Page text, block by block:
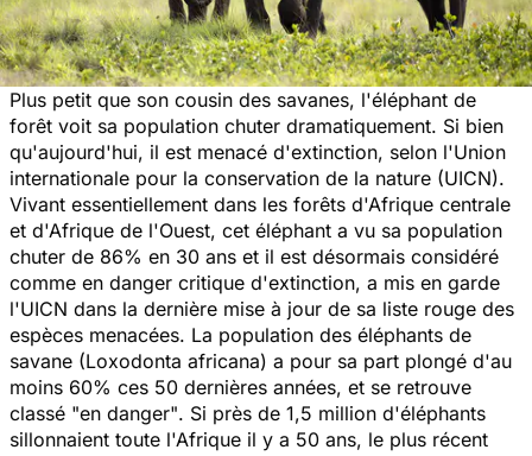
Plus petit que son cousin des savanes, l'éléphant de
forêt voit sa population chuter dramatiquement. Si bien
qu'aujourd'hui, il est menacé d'extinction, selon l'Union
internationale pour la conservation de la nature (UICN).
Vivant essentiellement dans les forêts d'Afrique centrale
et d'Afrique de l'Ouest, cet éléphant a vu sa population
chuter de 86% en 30 ans et il est désormais considéré
comme en danger critique d'extinction, a mis en garde
l'UICN dans la dernière mise à jour de sa liste rouge des
espèces menacées. La population des éléphants de
savane (Loxodonta africana) a pour sa part plongé d'au
moins 60% ces 50 dernières années, et se retrouve
classé "en danger". Si près de 1,5 million d'éléphants
sillonnaient toute l'Afrique il y a 50 ans, le plus récent